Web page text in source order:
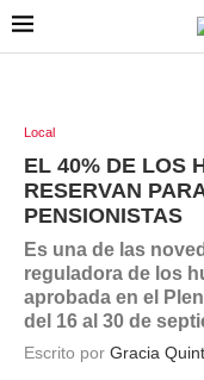
Local
EL 40% DE LOS
RESERVAN
PENSIONISTAS
Es una de las
reguladora de los
aprobada en el
del 16 al 30 de
Escrito por Gracia